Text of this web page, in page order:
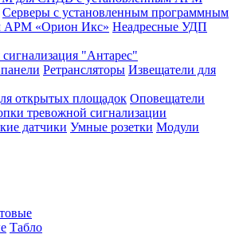
Серверы с установленным программным
АРМ «Орион Икс» Неадресные УДП
сигнализация "Антарес"
Ретрансляторы Извещатели для
открытых площадок Оповещатели
тревожной сигнализации
датчики Умные розетки Модули
Табло